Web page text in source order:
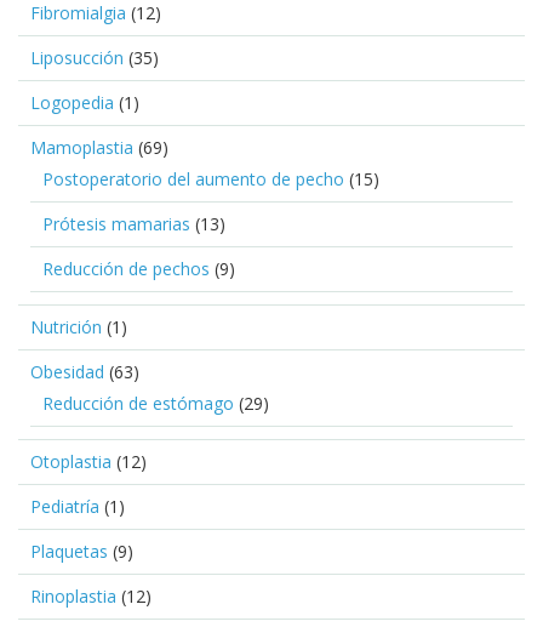
Fibromialgia (12)
Liposucción (35)
Logopedia (1)
Mamoplastia (69)
Postoperatorio del aumento de pecho (15)
Prótesis mamarias (13)
Reducción de pechos (9)
Nutrición (1)
Obesidad (63)
Reducción de estómago (29)
Otoplastia (12)
Pediatría (1)
Plaquetas (9)
Rinoplastia (12)